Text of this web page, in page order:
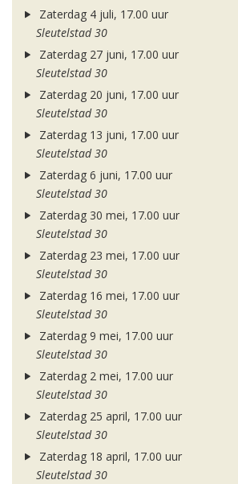
Zaterdag 4 juli, 17.00 uur
Sleutelstad 30
Zaterdag 27 juni, 17.00 uur
Sleutelstad 30
Zaterdag 20 juni, 17.00 uur
Sleutelstad 30
Zaterdag 13 juni, 17.00 uur
Sleutelstad 30
Zaterdag 6 juni, 17.00 uur
Sleutelstad 30
Zaterdag 30 mei, 17.00 uur
Sleutelstad 30
Zaterdag 23 mei, 17.00 uur
Sleutelstad 30
Zaterdag 16 mei, 17.00 uur
Sleutelstad 30
Zaterdag 9 mei, 17.00 uur
Sleutelstad 30
Zaterdag 2 mei, 17.00 uur
Sleutelstad 30
Zaterdag 25 april, 17.00 uur
Sleutelstad 30
Zaterdag 18 april, 17.00 uur
Sleutelstad 30